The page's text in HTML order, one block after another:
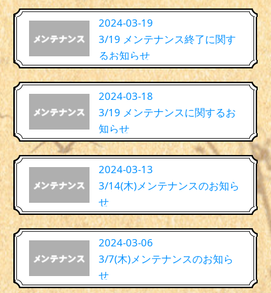
2024-03-19
3/19 メンテナンス終了に関す
るお知らせ
2024-03-18
3/19 メンテナンスに関するお
知らせ
2024-03-13
3/14(木)メンテナンスのお知ら
せ
2024-03-06
3/7(木)メンテナンスのお知ら
せ